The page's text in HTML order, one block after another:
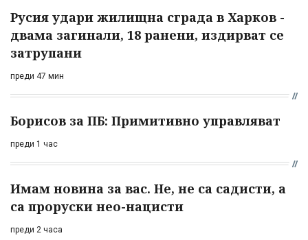
Русия удари жилищна сграда в Харков -
двама загинали, 18 ранени, издирват се
затрупани
преди 47 мин
Борисов за ПБ: Примитивно управляват
преди 1 час
Имам новина за вас. Не, не са садисти, а
са проруски нео-нацисти
преди 2 часа